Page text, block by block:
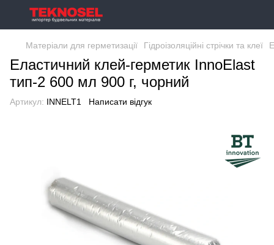
Матеріали для герметизації Гідроізоляційні стрічки та клеї
Еластичний клей-герметик InnoElast
тип-2 600 мл 900 г, чорний
Артикул: INNELT1 Написати відгук